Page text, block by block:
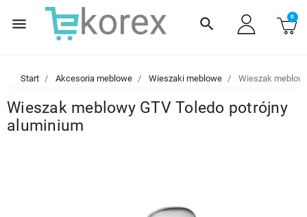
menu search 0
Start Akcesoria meblowe Wieszaki meblowe Wieszak
Wieszak meblowy GTV Toledo potrójny
aluminium